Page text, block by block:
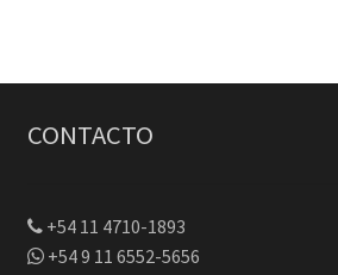
CONTACTO
+54 11 4710-1893
+54 9 11 6552-5656